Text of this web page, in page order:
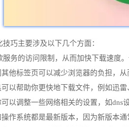
技巧主要涉及以下几个方面：
务的访问限制，从而加快下载速度
他标签页可以减少浏览器的负担，从
以帮助你更快地下载文件，例如迅雷
以调整一些网络相关的设置，如dns
作系统都是最新版本，因为新版本通